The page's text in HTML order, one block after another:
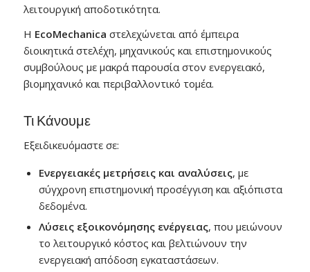
λειτουργική αποδοτικότητα.
Η EcoMechanica στελεχώνεται από έμπειρα
διοικητικά στελέχη, μηχανικούς και επιστημονικούς
συμβούλους με μακρά παρουσία στον ενεργειακό,
βιομηχανικό και περιβαλλοντικό τομέα.
Τι Κάνουμε
Εξειδικευόμαστε σε:
Ενεργειακές μετρήσεις και αναλύσεις, με
σύγχρονη επιστημονική προσέγγιση και αξιόπιστα
δεδομένα.
Λύσεις εξοικονόμησης ενέργειας, που μειώνουν
το λειτουργικό κόστος και βελτιώνουν την
ενεργειακή απόδοση εγκαταστάσεων.